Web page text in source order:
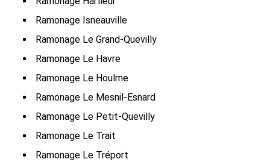
Ramonage Isneauville
Ramonage Le Grand-Quevilly
Ramonage Le Havre
Ramonage Le Houlme
Ramonage Le Mesnil-Esnard
Ramonage Le Petit-Quevilly
Ramonage Le Trait
Ramonage Le Tréport